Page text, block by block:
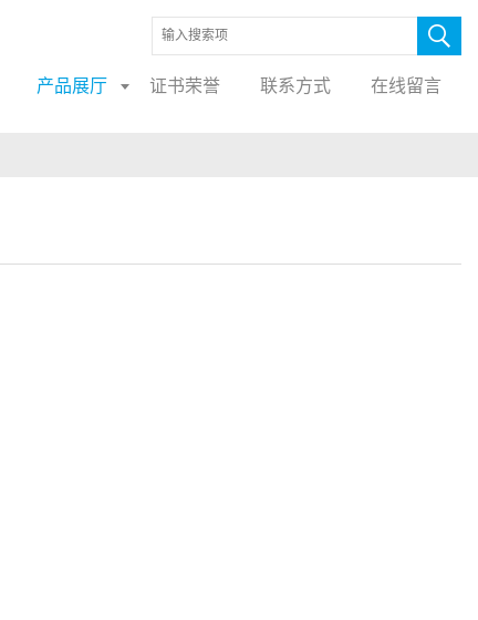
产品展厅 证书荣誉 联系方式 在线留言